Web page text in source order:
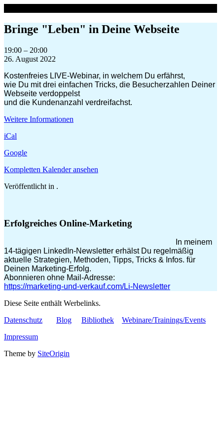
springen
Bringe "Leben" in Deine Webseite
Bringe
"Leben"
Deine
Webseite
19:00 – 20:00
26. August 2022
Kostenfreies LIVE-Webinar, in welchem Du erfährst,
wie Du mit drei einfachen Tricks, die Besucherzahlen Deiner
Webseite verdoppelst
und die Kundenanzahl verdreifachst.
Weitere Informationen
iCal
Google
Kompletten Kalender ansehen
Veröffentlicht in .
Erfolgreiches Online-Marketing
In meinem
14-tägigen LinkedIn-Newsletter erhälst Du regelmäßig
aktuelle Strategien, Methoden, Tipps, Tricks & Infos. für
Deinen Marketing-Erfolg.
Abonnieren ohne Mail-Adresse:
https://marketing-und-verkauf.com/Li-Newsletter
Diese Seite enthält Werbelinks.
Datenschutz
Blog Bibliothek
Webinare/Trainings/Events
Impressum
Theme by SiteOrigin